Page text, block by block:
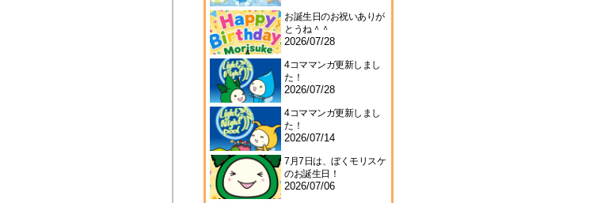
お誕生日のお祝いありが
とうね＾＾
2026/07/28
4コママンガ更新しまし
た！
2026/07/28
4コママンガ更新しまし
た！
2026/07/14
7月7日は、ぼくモリスケ
のお誕生日！
2026/07/06